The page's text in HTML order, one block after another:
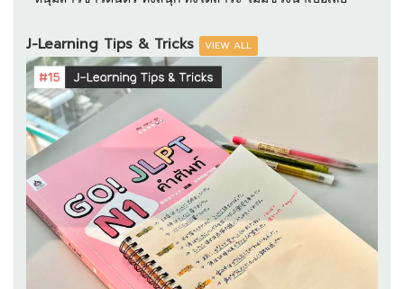
J-Learning Tips & Tricks VIEW ALL